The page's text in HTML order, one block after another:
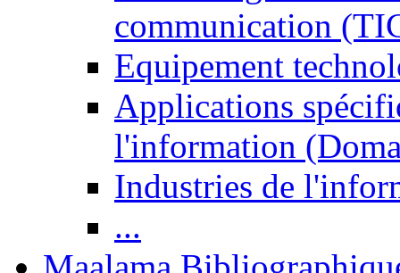
communication
Equipement
Applications
l'information
Industries de
...